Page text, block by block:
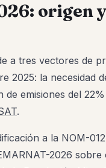
origen
a tres vectores de
2025: la necesidad
emisiones del
.
a la NOM-
2026 sobre